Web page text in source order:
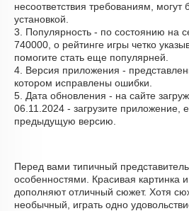
несоответствия требованиям,
установкой.
3. Популярность - по состоянию на
740000, о рейтинге игры четко
помогите стать еще популярней.
4. Версия приложения -
котором исправлены ошибки.
5. Дата обновления - на сайте
06.11.2024 - загрузите приложение,
предыдущую версию.
Перед вами типичный
особенностями. Красивая картинка
дополняют отличный сюжет. Хотя
необычный, играть одно